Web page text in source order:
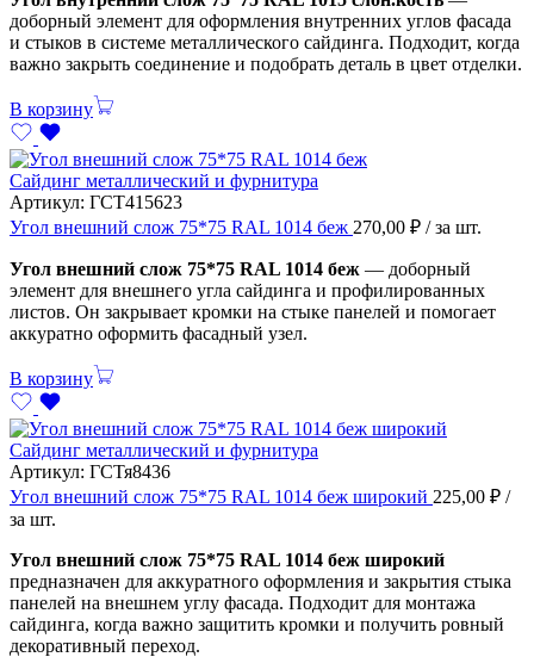
доборный элемент для оформления внутренних углов фасада
и стыков в системе металлического сайдинга. Подходит, когда
важно закрыть соединение и подобрать деталь в цвет отделки.
В корзину
Сайдинг металлический и фурнитура
Артикул: ГСТ415623
Угол внешний слож 75*75 RAL 1014 беж 270,00 ₽ / за шт.
Угол внешний слож 75*75 RAL 1014 беж — доборный
элемент для внешнего угла сайдинга и профилированных
листов. Он закрывает кромки на стыке панелей и помогает
аккуратно оформить фасадный узел.
В корзину
Сайдинг металлический и фурнитура
Артикул: ГСТя8436
Угол внешний слож 75*75 RAL 1014 беж широкий 225,00 ₽ /
за шт.
Угол внешний слож 75*75 RAL 1014 беж широкий
предназначен для аккуратного оформления и закрытия стыка
панелей на внешнем углу фасада. Подходит для монтажа
сайдинга, когда важно защитить кромки и получить ровный
декоративный переход.